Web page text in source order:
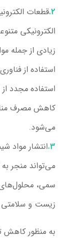
قطعات
الکترونیکی
زیادی از جمله
استفاده از
استفاده مجدد
کاهش مصرف
می‌شود.
انتشار مواد
می‌تواند منجر
سمی،
زیست و سلامتی
به منظور کاهش